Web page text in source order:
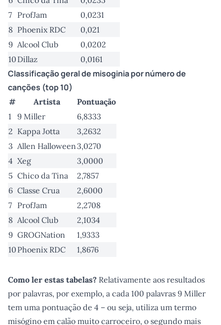
7 ProfJam
0,0231
8 Phoenix RDC
0,021
9 Alcool Club
0,0202
10 Dillaz 0,0161
Classificação geral de misoginia por número de
canções (top 10)
# Artista
Pontuação
1 9 Miller
6,8333
2 Kappa Jotta
3,2632
3 Allen Halloween3,0270
4 Xeg
3,0000
5 Chico da Tina
2,7857
6 Classe Crua
2,6000
7 ProfJam
2,2708
8 Alcool Club
2,1034
9 GROGNation
1,9333
10 Phoenix RDC 1,8676
Como ler estas tabelas? Relativamente aos resultados
por palavras, por exemplo, a cada 100 palavras 9 Miller
tem uma pontuação de 4 – ou seja, utiliza um termo
misógino em calão muito carroceiro, o segundo mais